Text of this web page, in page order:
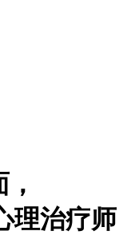
理治疗师